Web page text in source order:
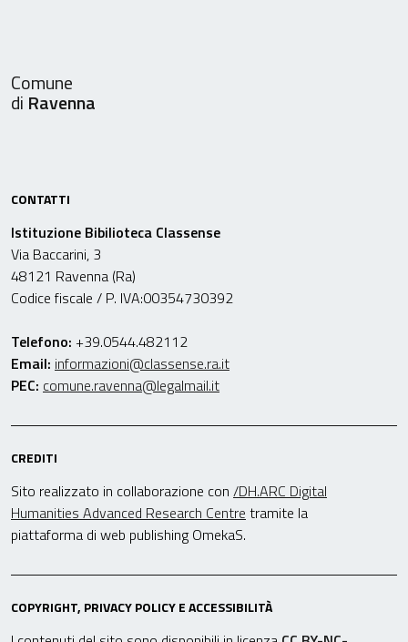
Comune
di Ravenna
CONTATTI
Istituzione Bibilioteca Classense
Via Baccarini, 3
48121 Ravenna (Ra)
Codice fiscale / P. IVA:00354730392
Telefono: +39.0544.482112
Email: informazioni@classense.ra.it
PEC: comune.ravenna@legalmail.it
CREDITI
Sito realizzato in collaborazione con /DH.ARC Digital
Humanities Advanced Research Centre tramite la
piattaforma di web publishing OmekaS.
COPYRIGHT, PRIVACY POLICY E ACCESSIBILITÀ